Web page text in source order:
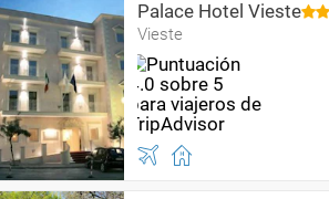
Palace Hotel Vieste
Vieste